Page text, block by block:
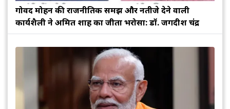
गोविंद मोहन की राजनीतिक समझ और नतीजे देने वाली
कार्यशैली ने अमित शाह का जीता भरोसा: डॉ. जगदीश चंद्र